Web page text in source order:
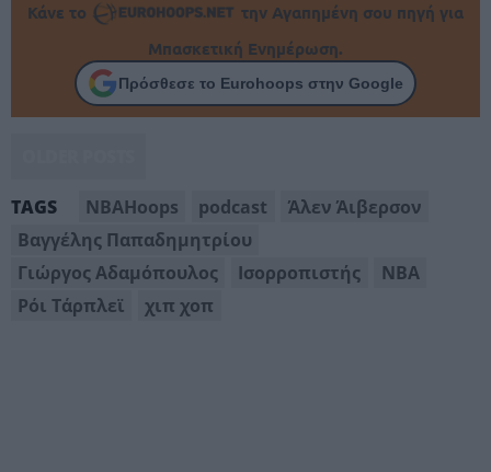
Κάνε το
την Αγαπημένη σου πηγή για
Μπασκετική Ενημέρωση.
Πρόσθεσε το Eurohoops στην Google
TAGS NBAHoops podcast
Άλεν Άιβερσον
Βαγγέλης Παπαδημητρίου
Γιώργος Αδαμόπουλος
Ισορροπιστής
ΝΒΑ
Ρόι Τάρπλεϊ
χιπ χοπ